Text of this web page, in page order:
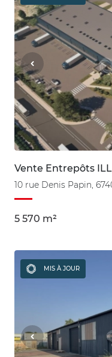
Vente Entrepôts
10 rue Denis Papin,
5 570 m²
MIS À JOUR